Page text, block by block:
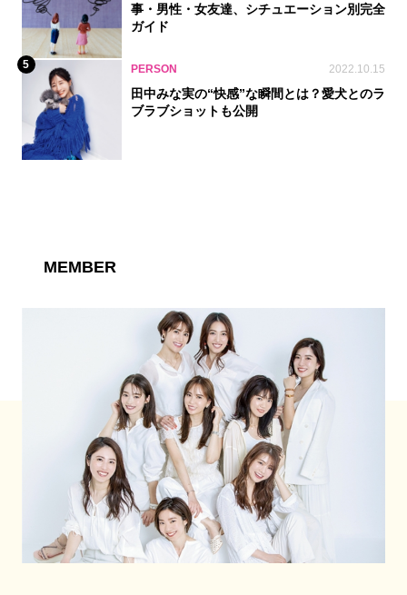
事・男性・女友達、シチュエーション別完全
ガイド
5 PERSON 2022.10.15
田中みな実の“快感”な瞬間とは？愛犬とのラ
ブラブショットも公開
MEMBER